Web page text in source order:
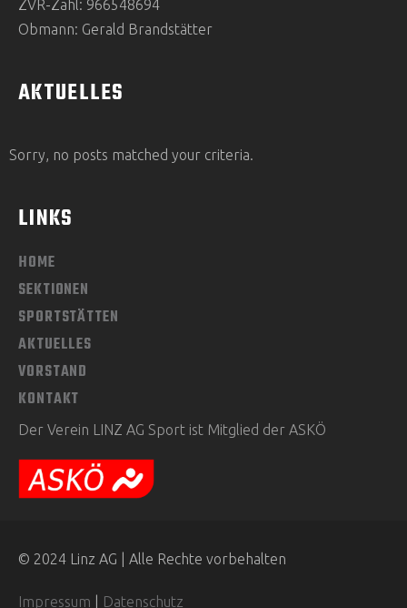
ZVR-Zahl: 966548694
Obmann: Gerald Brandstätter
AKTUELLES
Sorry, no posts matched your criteria.
LINKS
HOME
SEKTIONEN
SPORTSTÄTTEN
AKTUELLES
VORSTAND
KONTAKT
Der Verein LINZ AG Sport ist Mitglied der ASKÖ
© 2024 Linz AG | Alle Rechte vorbehalten
Impressum Datenschutz